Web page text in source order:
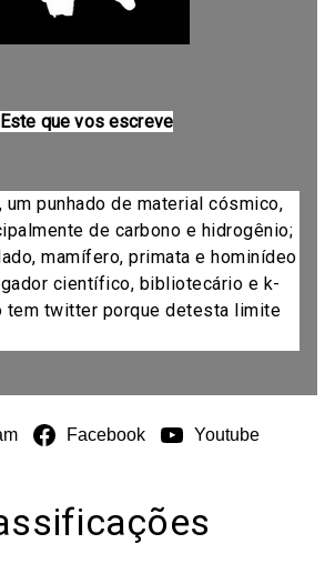
Este que vos escreve
, um punhado de material cósmico,
de carbono e hidrogênio;
mamífero, primata e hominídeo
científico, bibliotecário e k-
tem twitter porque detesta limite
Facebook Youtube